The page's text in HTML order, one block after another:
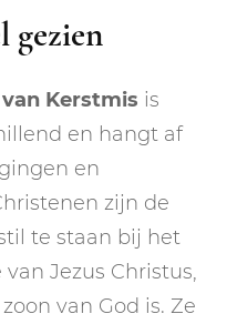
gezien
Kerstmis is
en hangt af
en
zijn de
te staan bij het
Jezus Christus,
van God is. Ze